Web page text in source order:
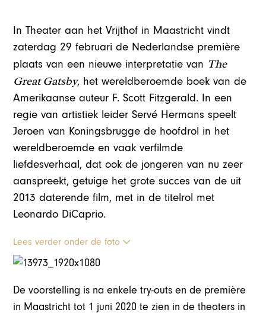
In Theater aan het Vrijthof in Maastricht vindt
zaterdag 29 februari de Nederlandse première
plaats van een nieuwe interpretatie van The
Great Gatsby, het wereldberoemde boek van de
Amerikaanse auteur F. Scott Fitzgerald. In een
regie van artistiek leider Servé Hermans speelt
Jeroen van Koningsbrugge de hoofdrol in het
wereldberoemde en vaak verfilmde
liefdesverhaal, dat ook de jongeren van nu zeer
aanspreekt, getuige het grote succes van de uit
2013 daterende film, met in de titelrol met
Leonardo DiCaprio.
Lees verder onder de foto
De voorstelling is na enkele try-outs en de première
in Maastricht tot 1 juni 2020 te zien in de theaters in